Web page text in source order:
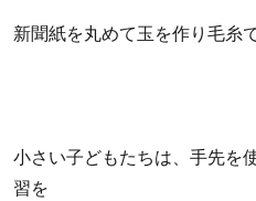
新聞紙を丸めて玉を作り毛糸
小さい子どもたちは、手先を
習を